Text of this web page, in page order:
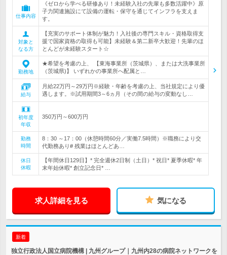
仕事内容
《ゼロから学べる研修あり！未経験入社の先輩も多数活躍中》原
子力関連施設にて設備の運転・保守を通じてインフラを支えま
す。
対象と
なる方
【充実のサポート体制が魅力！入社後の専門スキル・資格取得支
援で国家資格の取得も可能】未経験＆第二新卒大歓迎！先輩のほ
とんどが未経験スタート☆
勤務地
★希望を考慮の上、 【東海事業所（茨城県）、または大洗事業所
（茨城県)】 いずれかの事業所へ配属と…
給与
月給22万円～29万円※経験・年齢を考慮の上、当社規定により優
遇します。※試用期間3～6ヵ月（その間の給与の変動なし…
初年度
年収
350万円～600万円
勤務
時間
8：30 ～17：00（休憩時間60分／実働7.5時間）※職務により交
代勤務あり# 残業はほとんどあ…
休日
休暇
【年間休日129日】* 完全週休2日制（土日）* 祝日* 夏季休暇* 年
末年始休暇* 創立記念日* …
求人詳細を見る 気になる
新着
独立行政法人国立病院機構 | 九州グループ｜九州内28の病院ネットワークを